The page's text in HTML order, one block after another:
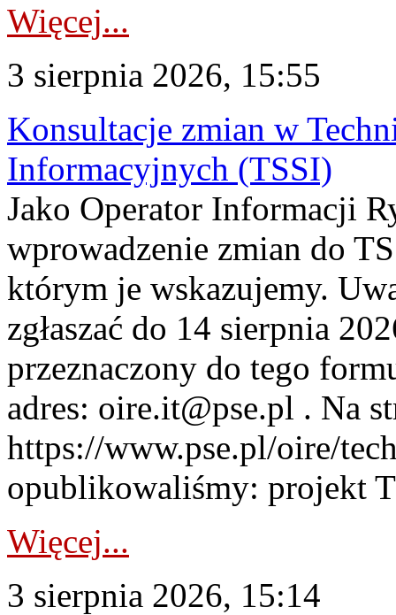
Więcej...
3 sierpnia 2026, 15:55
Konsultacje zmian w
Informacyjnych (TSSI)
Jako Operator Informacji
wprowadzenie zmian do
którym je wskazujemy.
zgłaszać do 14 sierpnia
przeznaczony do tego
adres: oire.it@pse.pl . Na
https://www.pse.pl/oire/
opublikowaliśmy: projekt
Więcej...
3 sierpnia 2026, 15:14